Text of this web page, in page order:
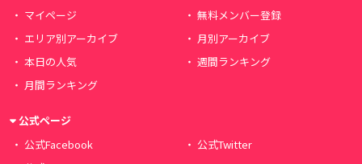
マイページ
無料メンバー登録
エリア別アーカイブ
月別アーカイブ
本日の人気
週間ランキング
月間ランキング
公式ページ
公式Facebook
公式Twitter